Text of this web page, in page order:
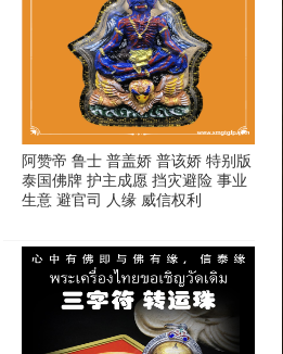
阿赞帝 鲁士 普盖娇 普该娇 特别版
泰国佛牌 护主成愿 挡灾避险 事业
生意 避官司 人缘 威信权利